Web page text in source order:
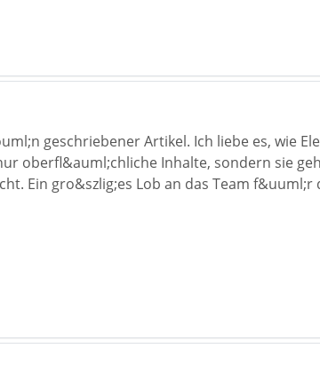
geschriebener Artikel. Ich liebe es, wie
oberfl&auml;chliche Inhalte, sondern sie
Ein gro&szlig;es Lob an das Team